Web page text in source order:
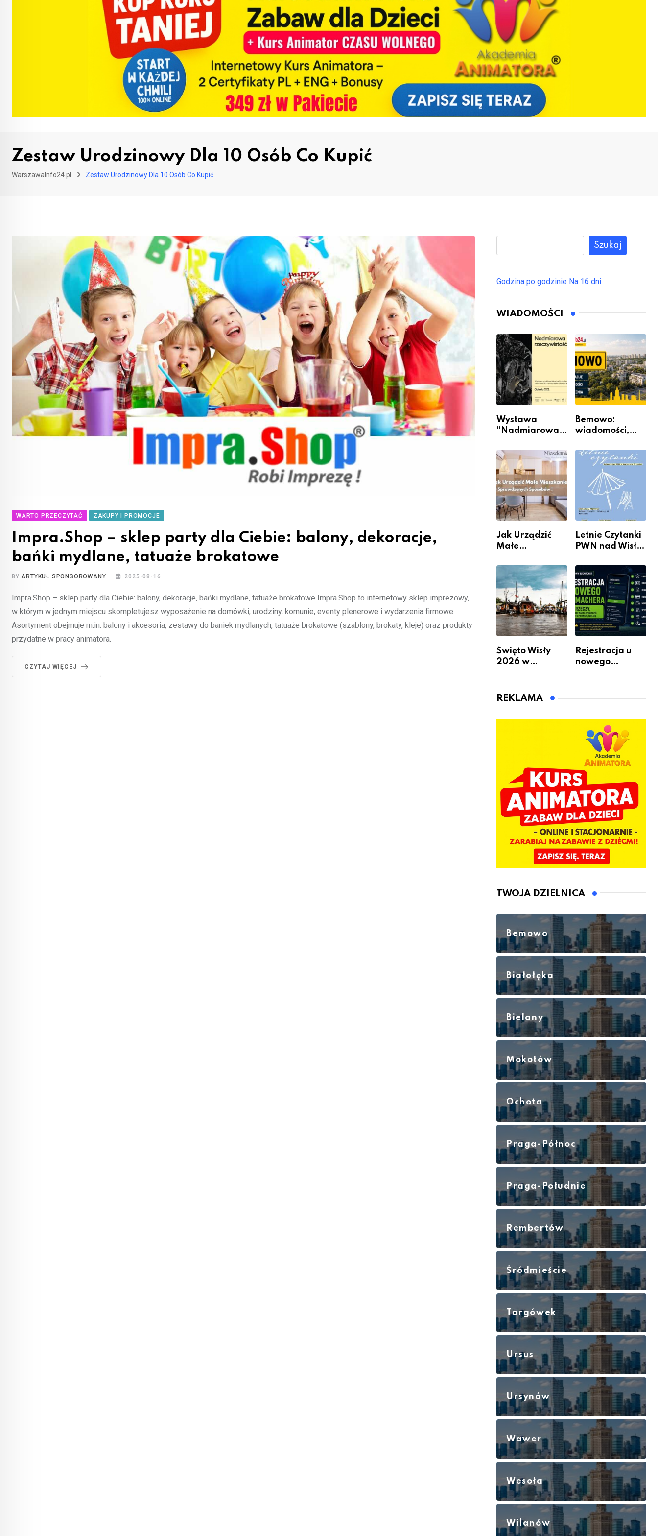
Zestaw Urodzinowy Dla 10 Osób Co Kupić
WarszawaInfo24.pl Zestaw Urodzinowy Dla 10 Osób Co Kupić
WARTO PRZECZYTAĆ ZAKUPY I PROMOCJE
Impra.Shop – sklep party dla Ciebie: balony, dekoracje,
bańki mydlane, tatuaże brokatowe
BYARTYKUŁ SPONSOROWANY 2025-08-16
Impra.Shop – sklep party dla Ciebie: balony, dekoracje, bańki mydlane, tatuaże brokatowe Impra.Shop to internetowy sklep imprezowy,
w którym w jednym miejscu skompletujesz wyposażenie na domówki, urodziny, komunie, eventy plenerowe i wydarzenia firmowe.
Asortyment obejmuje m.in. balony i akcesoria, zestawy do baniek mydlanych, tatuaże brokatowe (szablony, brokaty, kleje) oraz produkty
przydatne w pracy animatora.
CZYTAJ WIĘCEJ
Szukaj
Godzina po godzinie Na 16 dni
WIADOMOŚCI
Wystawa
“Nadmiarowa
w Galerii XX1
Bemowo:
wiadomości,
wydarzenia z
dzielnicy
Jak Urządzić
Małe
Sposobów Na
Więcej
Przestrzeni Bez
Kosztownego
Remontu
Letnie Czytanki
PWN nad Wisłą.
książką, kawą i
chwilą dla
siebie
Święto Wisły
2026 w
się będzie działo
Rejestracja u
nowego
wpłatą
REKLAMA
TWOJA DZIELNICA
Bemowo
Białołęka
Bielany
Mokotów
Ochota
Praga-Północ
Praga-Południe
Rembertów
Śródmieście
Targówek
Ursus
Ursynów
Wawer
Wesoła
Wilanów